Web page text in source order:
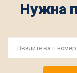
Нужна